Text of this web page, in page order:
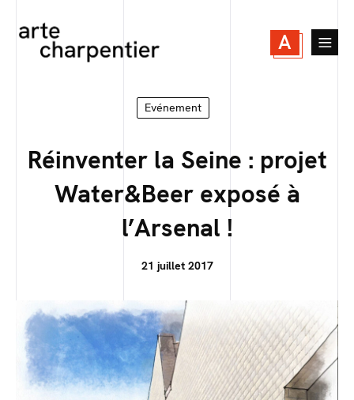
A
Evénement
Réinventer la Seine : projet
Water&Beer exposé à
l’Arsenal !
21 juillet 2017